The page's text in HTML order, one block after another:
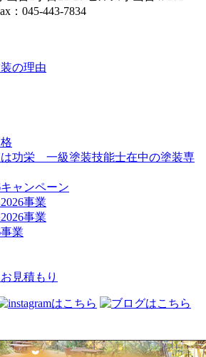
：045-443-7834
の理由
功栄 一級塗装技能士在中の塗装専
ャンペーン
事業
事業
業
見積もり